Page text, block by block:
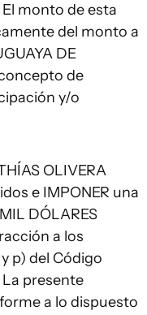
monto de esta
del monto a
DE
de
y/o
OLIVERA
e IMPONER una
DÓLARES
a los
y p) del Código
La presente
a lo dispuesto